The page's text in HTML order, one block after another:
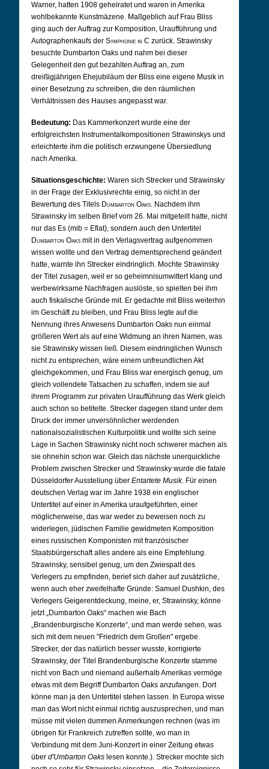
Warner, hatten 1908 geheiratet und waren in Amerika
wohlbekannte Kunstmäzene. Maßgeblich auf Frau Bliss
ging auch der Auftrag zur Komposition, Uraufführung und
Autographenkaufs der Symphonie in C zurück. Strawinsky
besuchte Dumbarton Oaks und nahm bei dieser
Gelegenheit den gut bezahlten Auftrag an, zum
dreißigjährigen Ehejubiläum der Bliss eine eigene Musik in
einer Besetzung zu schreiben, die den räumlichen
Verhältnissen des Hauses angepasst war.
Bedeutung: Das Kammerkonzert wurde eine der
erfolgreichsten Instrumentalkompositionen Strawinskys und
erleichterte ihm die politisch erzwungene Übersiedlung
nach Amerika.
Situationsgeschichte: Waren sich Strecker und Strawinsky
in der Frage der Exklusivrechte einig, so nicht in der
Bewertung des Titels Dumbarton Oaks. Nachdem ihm
Strawinsky im selben Brief vom 26. Mai mitgeteilt hatte, nicht
nur das Es (mib = Eflat), sondern auch den Untertitel
Dumbarton Oaks mit in den Verlagsvertrag aufgenommen
wissen wollte und den Vertrag dementsprechend geändert
hatte, warnte ihn Strecker eindringlich. Mochte Strawinsky
der Titel zusagen, weil er so geheimnisumwittert klang und
werbewirksame Nachfragen auslöste, so spielten bei ihm
auch fiskalische Gründe mit. Er gedachte mit Bliss weiterhin
im Geschäft zu bleiben, und Frau Bliss legte auf die
Nennung ihres Anwesens Dumbarton Oaks nun einmal
größeren Wert als auf eine Widmung an ihren Namen, was
sie Strawinsky wissen ließ. Diesem eindringlichen Wunsch
nicht zu entsprechen, wäre einem unfreundlichen Akt
gleichgekommen, und Frau Bliss war energisch genug, um
gleich vollendete Tatsachen zu schaffen, indem sie auf
ihrem Programm zur privaten Uraufführung das Werk gleich
auch schon so betitelte. Strecker dagegen stand unter dem
Druck der immer unversöhnlicher werdenden
nationalsozialistischen Kulturpolitik und wollte sich seine
Lage in Sachen Strawinsky nicht noch schwerer machen als
sie ohnehin schon war. Gleich das nächste unerquickliche
Problem zwischen Strecker und Strawinsky wurde die fatale
Düsseldorfer Ausstellung über Entartete Musik. Für einen
deutschen Verlag war im Jahre 1938 ein englischer
Untertitel auf einer in Amerika uraufgeführten, einer
möglicherweise, das war weder zu beweisen noch zu
widerlegen, jüdischen Familie gewidmeten Komposition
eines russischen Komponisten mit französischer
Staatsbürgerschaft alles andere als eine Empfehlung.
Strawinsky, sensibel genug, um den Zwiespalt des
Verlegers zu empfinden, berief sich daher auf zusätzliche,
wenn auch eher zweifelhafte Gründe: Samuel Dushkin, des
Verlegers Geigerentdeckung, meine, er, Strawinsky, könne
jetzt „Dumbarton Oaks“ machen wie Bach
„Brandenburgische Konzerte“, und man werde sehen, was
sich mit dem neuen "Friedrich dem Großen" ergebe.
Strecker, der das natürlich besser wusste, korrigierte
Strawinsky, der Titel Brandenburgische Konzerte stamme
nicht von Bach und niemand außerhalb Amerikas vermöge
etwas mit dem Begriff Dumbarton Oaks anzufangen. Dort
könne man ja den Untertitel stehen lassen. In Europa wisse
man das Wort nicht einmal richtig auszusprechen, und man
müsse mit vielen dummen Anmerkungen rechnen (was im
übrigen für Frankreich zutreffen sollte, wo man in
Verbindung mit dem Juni-Konzert in einer Zeitung etwas
über d'Umbarton Oaks lesen konnte.). Strecker mochte sich